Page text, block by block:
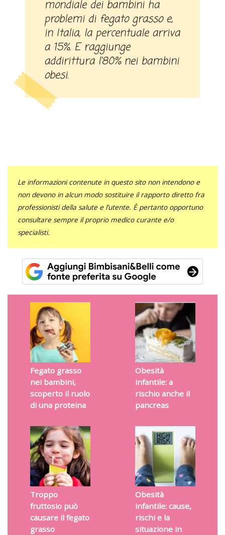
mondiale dei bambini ha
problemi di fegato grasso e,
in Italia, la percentuale arriva
a 15%. E raggiunge
addirittura l’80% nei bambini
obesi.
Le informazioni contenute in questo sito non intendono e
non devono in alcun modo sostituire il rapporto diretto fra
professionisti della salute e l’utente. È pertanto opportuno
consultare sempre il proprio medico curante e/o
specialisti.
Fegato grasso
nei bambini,
scoperto il ruolo
di una proteina
Obesità
infantile: a
rischio anche il
pancreas
Troppo
fruttosio può
causare il fegato
grasso
Obesità
infantile: cause,
rischi e la
situazione in